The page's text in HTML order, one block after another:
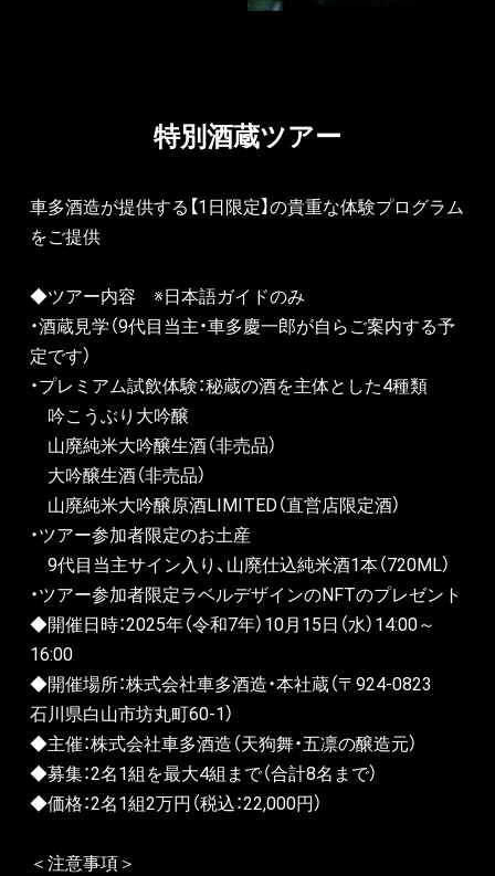
特別酒蔵ツアー
車多酒造が提供する【1日限定】の貴重な体験プログラム
をご提供
◆ツアー内容　※日本語ガイドのみ
・酒蔵見学（9代目当主・車多慶一郎が自らご案内する予
定です）
・プレミアム試飲体験：秘蔵の酒を主体とした4種類
吟こうぶり大吟醸
山廃純米大吟醸生酒（非売品）
大吟醸生酒（非売品）
山廃純米大吟醸原酒LIMITED（直営店限定酒）
・ツアー参加者限定のお土産
9代目当主サイン入り、山廃仕込純米酒1本（720ML）
・ツアー参加者限定ラベルデザインのNFTのプレゼント
◆開催日時：2025年（令和7年）10月15日（水）14:00～
16:00
◆開催場所：株式会社車多酒造・本社蔵（〒924-0823
石川県白山市坊丸町60-1）
◆主催：株式会社車多酒造（天狗舞・五凛の醸造元）
◆募集：2名1組を最大4組まで（合計8名まで）
◆価格：2名1組2万円（税込：22,000円）
＜注意事項＞